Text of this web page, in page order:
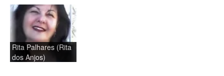
Rita Palhares (Rita
dos Anjos)